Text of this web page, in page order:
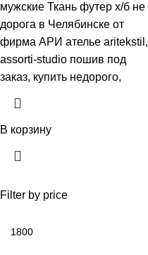
Filter by price
мужские Ткань футер х/б не
дорога в Челябинске от
фирма АРИ ателье aritekstil,
assorti-studio пошив под
заказ, купить недорого,
В корзину